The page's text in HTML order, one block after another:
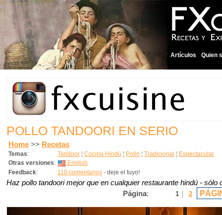
Artículos Quien
POLLO TANDOORI EN SERIO
Home >> Recetas
Temas: Tandoor ¦ Cocina Hindú ¦ Pollo ¦ Tradicional ¦ Espectacular
Otras versiones:
English
Feedback: 110 comentarios - deje el tuyo!
Haz pollo tandoori mejor que en cualquier restaurante hindú - sólo
Página: 1 2